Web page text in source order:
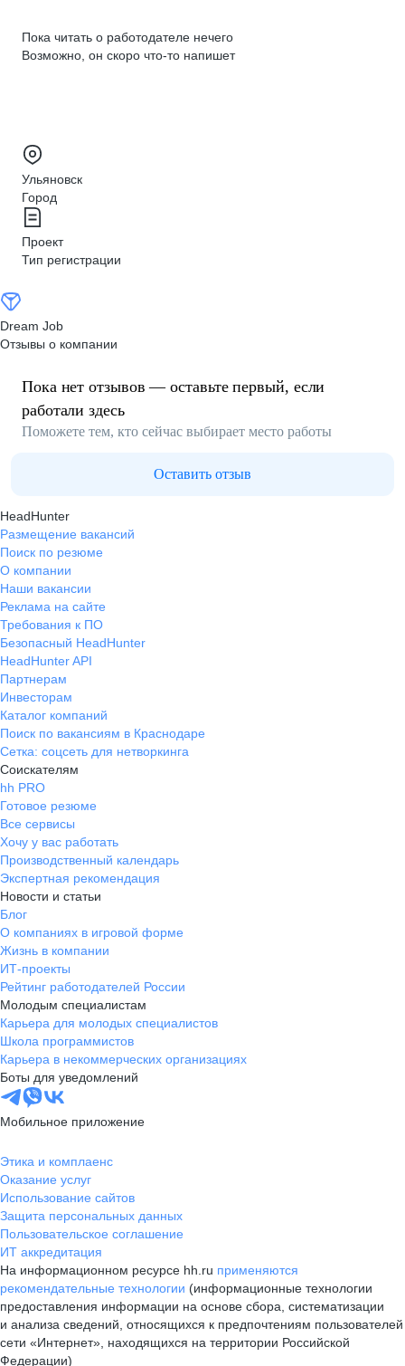
Пока читать о работодателе нечего
Возможно, он скоро что‑то напишет
Ульяновск
Город
Проект
Тип регистрации
Dream Job
Отзывы о компании
Пока нет отзывов — оставьте первый, если
работали здесь
Поможете тем, кто сейчас выбирает место работы
Оставить отзыв
HeadHunter
Размещение вакансий
Поиск по резюме
О компании
Наши вакансии
Реклама на сайте
Требования к ПО
Безопасный HeadHunter
HeadHunter API
Партнерам
Инвесторам
Каталог компаний
Поиск по вакансиям в Краснодаре
Сетка: соцсеть для нетворкинга
Соискателям
hh PRO
Готовое резюме
Все сервисы
Хочу у вас работать
Производственный календарь
Экспертная рекомендация
Новости и статьи
Блог
О компаниях в игровой форме
Жизнь в компании
ИТ-проекты
Рейтинг работодателей России
Молодым специалистам
Карьера для молодых специалистов
Школа программистов
Карьера в некоммерческих организациях
Боты для уведомлений
Мобильное приложение
Этика и комплаенс
Оказание услуг
Использование сайтов
Защита персональных данных
Пользовательское соглашение
ИТ аккредитация
На информационном ресурсе hh.ru применяются
рекомендательные технологии (информационные технологии
предоставления информации на основе сбора, систематизации
и анализа сведений, относящихся к предпочтениям пользователей
сети «Интернет», находящихся на территории Российской
Федерации)